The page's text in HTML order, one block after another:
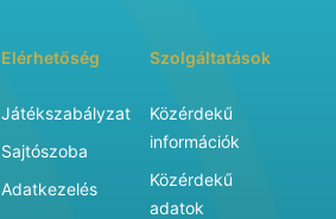
Elérhetőség
Játékszabályzat
Sajtószoba
Adatkezelés
Szolgáltatások
Közérdekű
információk
Közérdekű
adatok